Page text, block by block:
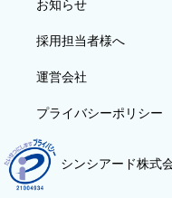
お知らせ
採用担当者様へ
運営会社
プライバシーポリシー
シンシアード株式